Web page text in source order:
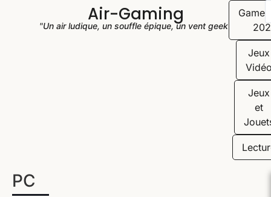
Air-Gaming
"Un air ludique, un souffle épique, un vent geek"
Jeux
Jeux
et
PC